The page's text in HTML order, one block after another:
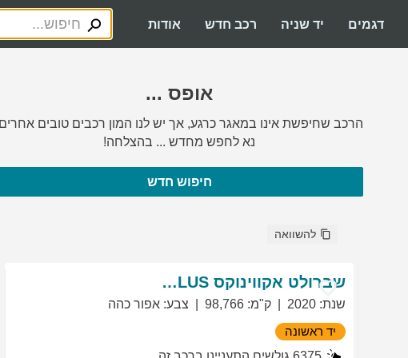
דגמים יד שניה רכב חדש אודות
אופס ...
הרכב שחיפשת אינו במאגר כרגע, אך יש לנו המון רכבים טובים
נא לחפש מחדש ... בהצלחה!
חיפוש חדש
להשוואה
שברולט אקווינוקס LT PLUS
שנת:
2020 ק"מ:
98,766 צבע: אפור כהה
יד ראשונה